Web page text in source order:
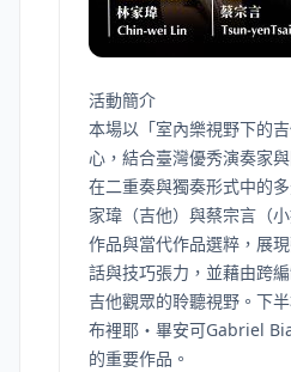
活動簡介
本場以「室內樂視野下的
心，結合臺灣優秀演奏家
在二重奏與獨奏形式中的
家瑋（吉他）與蔡宗言（
作品與當代作品選粹，展
話與技巧張力，並藉由跨
吉他觀眾的聆聽視野。下
布裡耶・畢安可Gabriel
的重要作品。